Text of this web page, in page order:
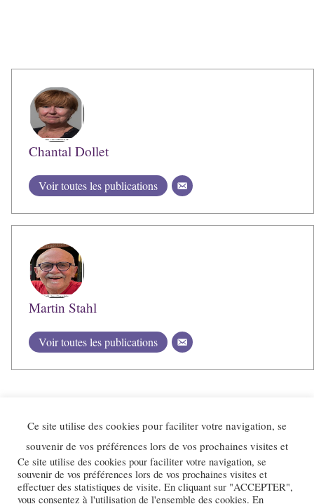
Chantal Dollet
Voir toutes les publications
Martin Stahl
Voir toutes les publications
Ce site utilise des cookies pour faciliter votre navigation, se
souvenir de vos préférences lors de vos prochaines visites et
Ce site utilise des cookies pour faciliter votre navigation, se
souvenir de vos préférences lors de vos prochaines visites et
effectuer des statistiques de visite. En cliquant sur "ACCEPTER",
vous consentez à l'utilisation de l'ensemble des cookies. En